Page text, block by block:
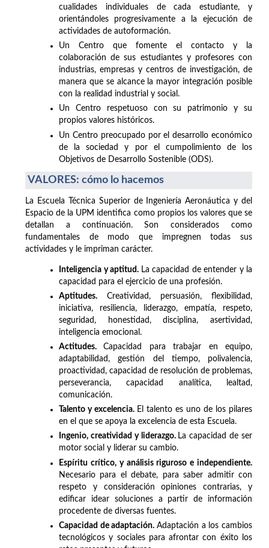
cualidades individuales de cada estudiante, y
orientándoles progresivamente a la ejecución de
actividades de autoformación.
Un Centro que fomente el contacto y la
colaboración de sus estudiantes y profesores con
industrias, empresas y centros de investigación, de
manera que se alcance la mayor integración posible
con la realidad industrial y social.
Un Centro respetuoso con su patrimonio y su
propios valores históricos.
Un Centro preocupado por el desarrollo económico
de la sociedad y por el cumpolimiento de los
Objetivos de Desarrollo Sostenible (ODS).
VALORES: cómo lo hacemos
La Escuela Técnica Superior de Ingeniería Aeronáutica y del
Espacio de la UPM identifica como propios los valores que se
detallan a continuación. Son considerados como
fundamentales de modo que impregnen todas sus
actividades y le impriman carácter.
Inteligencia y aptitud. La capacidad de entender y la
capacidad para el ejercicio de una profesión.
Aptitudes. Creatividad, persuasión, flexibilidad,
iniciativa, resiliencia, liderazgo, empatía, respeto,
seguridad, honestidad, disciplina, asertividad,
inteligencia emocional.
Actitudes.Capacidad para trabajar en equipo,
adaptabilidad, gestión del tiempo, polivalencia,
proactividad, capacidad de resolución de problemas,
perseverancia, capacidad analítica, lealtad,
comunicación.
Talento y excelencia. El talento es uno de los pilares
en el que se apoya la excelencia de esta Escuela.
Ingenio, creatividad y liderazgo. La capacidad de ser
motor social y liderar su cambio.
Espíritu crítico, y análisis riguroso e independiente.
Necesario para el debate, para saber admitir con
respeto y consideración opiniones contrarias, y
edificar idear soluciones a partir de información
procedente de diversas fuentes.
Capacidad de adaptación. Adaptación a los cambios
tecnológicos y sociales para afrontar con éxito los